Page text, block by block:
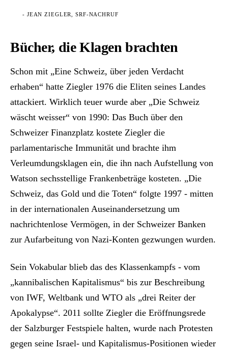
- JEAN ZIEGLER, SRF-NACHRUF
Bücher, die Klagen brachten
Schon mit „Eine Schweiz, über jeden Verdacht
erhaben“ hatte Ziegler 1976 die Eliten seines Landes
attackiert. Wirklich teuer wurde aber „Die Schweiz
wäscht weisser“ von 1990: Das Buch über den
Schweizer Finanzplatz kostete Ziegler die
parlamentarische Immunität und brachte ihm
Verleumdungsklagen ein, die ihn nach Aufstellung von
Watson sechsstellige Frankenbeträge kosteten. „Die
Schweiz, das Gold und die Toten“ folgte 1997 - mitten
in der internationalen Auseinandersetzung um
nachrichtenlose Vermögen, in der Schweizer Banken
zur Aufarbeitung von Nazi-Konten gezwungen wurden.
Sein Vokabular blieb das des Klassenkampfs - vom
„kannibalischen Kapitalismus“ bis zur Beschreibung
von IWF, Weltbank und WTO als „drei Reiter der
Apokalypse“. 2011 sollte Ziegler die Eröffnungsrede
der Salzburger Festspiele halten, wurde nach Protesten
gegen seine Israel- und Kapitalismus-Positionen wieder